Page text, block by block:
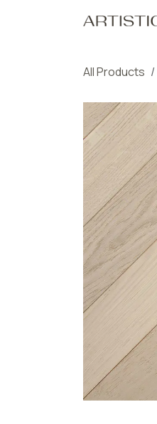
All Products